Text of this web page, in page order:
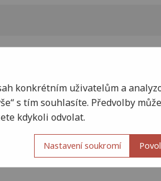
konkrétním uživatelům a
s tím souhlasíte. Předvolby
kdykoli odvolat.
Nastavení soukromí